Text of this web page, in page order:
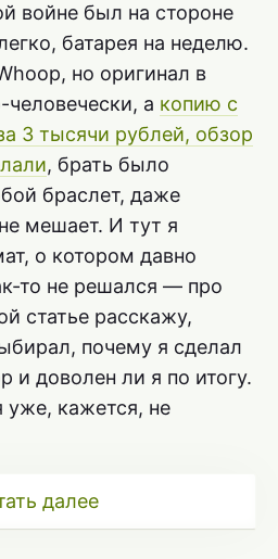
войне был на стороне
батарея на неделю.
но оригинал в
а копию с
3 тысячи рублей, обзор
, брать было
браслет, даже
мешает. И тут я
о котором давно
то не решался — про
статье расскажу,
почему я сделал
и доволен ли я по итогу.
уже, кажется, не
далее